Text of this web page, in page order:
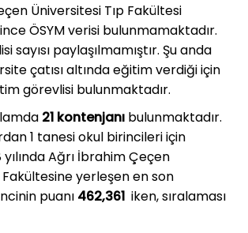
Üniversitesi Tıp Fakültesi
ÖSYM verisi bulunmamaktadır.
sayısı paylaşılmamıştır. Şu anda
çatısı altında eğitim verdiği için
görevlisi bulunmaktadır.
21 kontenjanı bulunmaktadır.
1 tanesi okul birincileri için
yılında Ağrı İbrahim Çeçen
Fakültesine yerleşen en son
puanı 462,361 iken, sıralaması